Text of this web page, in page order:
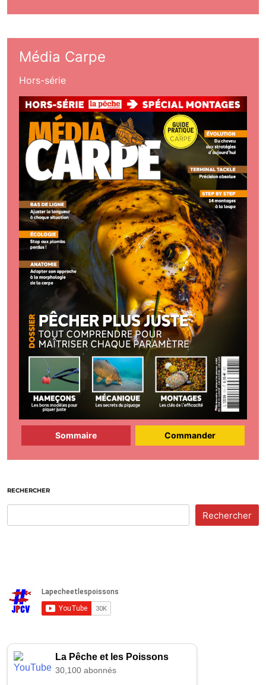
Média Carpe
Hors-série
Sommaire Commander
RECHERCHER
Rechercher
La Pêche et les Poissons
30,100 abonnés